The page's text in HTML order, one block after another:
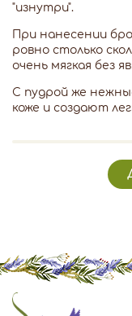
"изнутри".
При нанесении
ровно столько
очень мягкая без
С пудрой же
коже и создают